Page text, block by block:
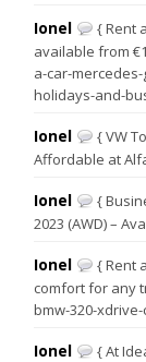
Ionel
{ Rent
available from
a-car-
holidays-and-
Ionel
{ VW
Affordable at
Ionel
{
2023 (AWD) –
Ionel
{ Rent
comfort for any
bmw-320-
Ionel
{ At